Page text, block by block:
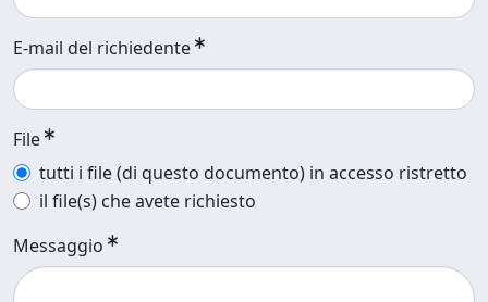
E-mail del richiedente
File
tutti i file (di questo documento) in accesso ristretto
il file(s) che avete richiesto
Messaggio